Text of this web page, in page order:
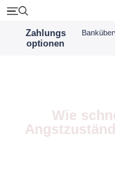
Zahlungs
optionen
Wie